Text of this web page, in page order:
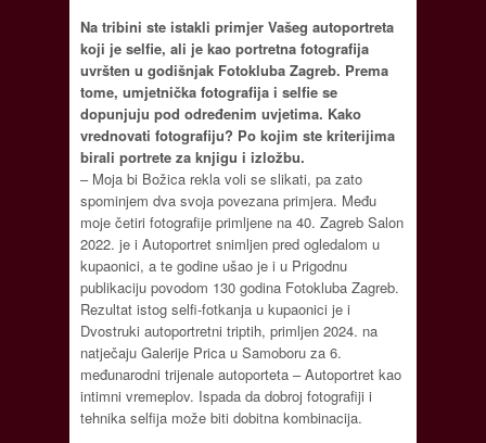
Na tribini ste istakli primjer Vašeg autoportreta
koji je selfie, ali je kao portretna fotografija
uvršten u godišnjak Fotokluba Zagreb. Prema
tome, umjetnička fotografija i selfie se
dopunjuju pod određenim uvjetima. Kako
vrednovati fotografiju? Po kojim ste kriterijima
birali portrete za knjigu i izložbu.
– Moja bi Božica rekla voli se slikati, pa zato
spominjem dva svoja povezana primjera. Među
moje četiri fotografije primljene na 40. Zagreb Salon
2022. je i Autoportret snimljen pred ogledalom u
kupaonici, a te godine ušao je i u Prigodnu
publikaciju povodom 130 godina Fotokluba Zagreb.
Rezultat istog selfi-fotkanja u kupaonici je i
Dvostruki autoportretni triptih, primljen 2024. na
natječaju Galerije Prica u Samoboru za 6.
međunarodni trijenale autoporteta – Autoportret kao
intimni vremeplov. Ispada da dobroj fotografiji i
tehnika selfija može biti dobitna kombinacija.